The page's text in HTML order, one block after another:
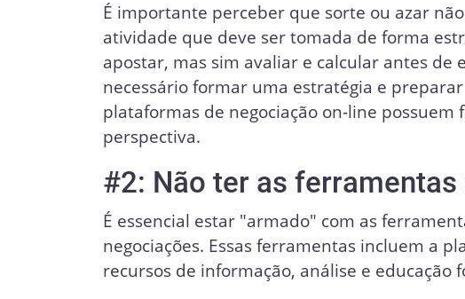
É importante perceber que sorte ou azar
atividade que deve ser tomada de forma
apostar, mas sim avaliar e calcular antes de
necessário formar uma estratégia e
plataformas de negociação on-line
perspectiva.
#2: Não ter as ferramentas
É essencial estar "armado" com as
negociações. Essas ferramentas incluem a
recursos de informação, análise e educação